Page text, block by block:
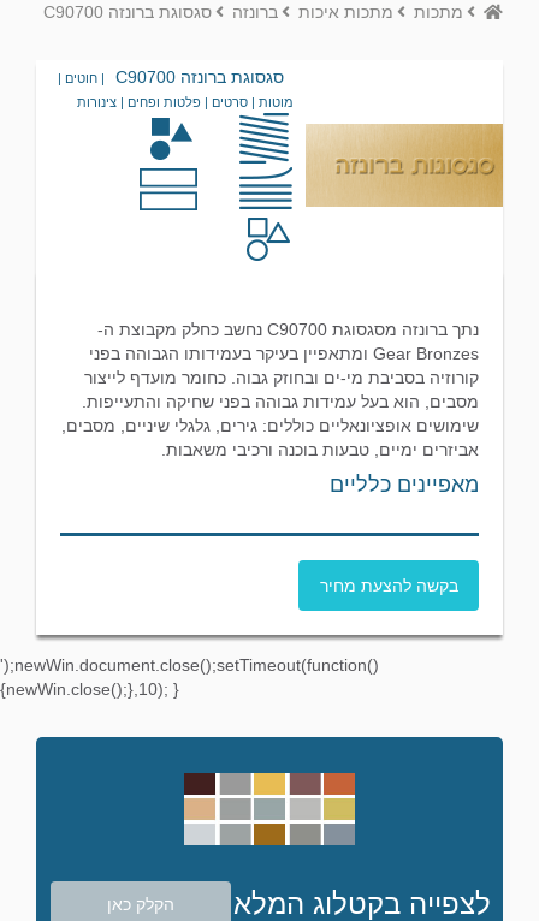
Homeמתכות מתכות איכות ברונזה סגסוגת ברונזה C90700
סגסוגת ברונזה C90700
| חוטים |
מוטות | סרטים | פלטות ופחים | צינורות
נתך ברונזה מסגסוגת C90700 נחשב כחלק מקבוצת ה-
Gear Bronzes ומתאפיין בעיקר בעמידותו הגבוהה בפני
קורוזיה בסביבת מי-ים ובחוזק גבוה. כחומר מועדף לייצור
מסבים, הוא בעל עמידות גבוהה בפני שחיקה והתעייפות.
שימושים אופציונאליים כוללים: גירים, גלגלי שיניים, מסבים,
אביזרים ימיים, טבעות בוכנה ורכיבי משאבות.
מאפיינים כלליים
בקשה להצעת מחיר
');newWin.document.close();setTimeout(function()
{newWin.close();},10); }
לצפייה בקטלוג המלא הקלק כאן